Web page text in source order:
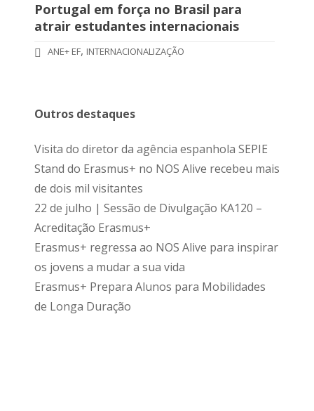
Portugal em força no Brasil para
atrair estudantes internacionais
ANE+ EF, INTERNACIONALIZAÇÃO
Outros destaques
Visita do diretor da agência espanhola SEPIE
Stand do Erasmus+ no NOS Alive recebeu mais
de dois mil visitantes
22 de julho | Sessão de Divulgação KA120 –
Acreditação Erasmus+
Erasmus+ regressa ao NOS Alive para inspirar
os jovens a mudar a sua vida
Erasmus+ Prepara Alunos para Mobilidades
de Longa Duração